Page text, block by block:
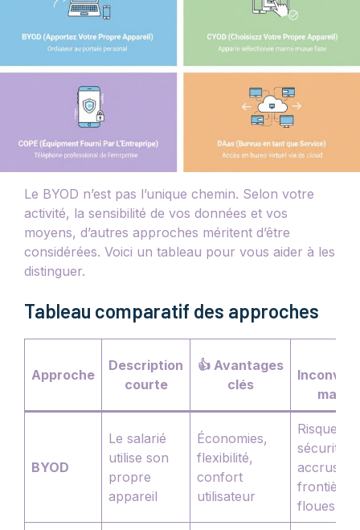
Le BYOD n’est pas l’unique chemin. Selon votre
activité, la sensibilité de vos données et vos
moyens, d’autres approches méritent d’être
considérées. Voici un tableau pour vous aider à les
distinguer.
Tableau comparatif des approches
Approche
Description
courte
👍 Avantages
clés
BYOD
Le salarié
utilise son
propre
appareil
Économies,
flexibilité,
confort
utilisateur
Risques
sécurité
accrus,
frontières
floues